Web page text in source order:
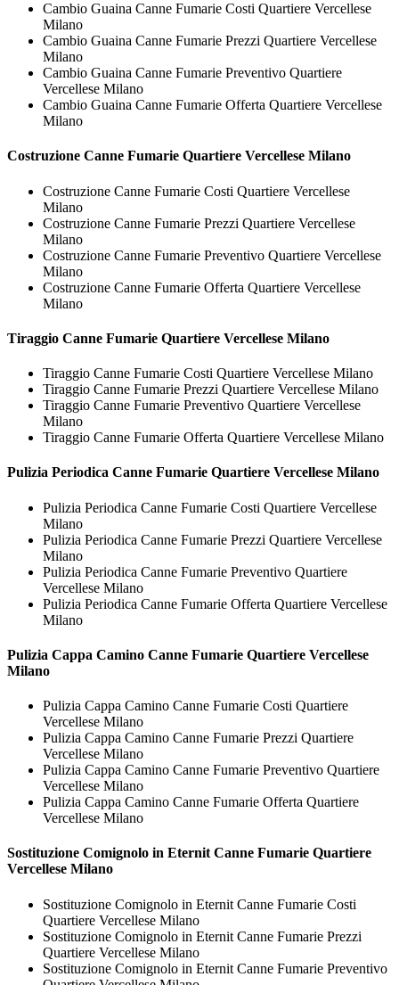
Cambio Guaina Canne Fumarie Costi Quartiere Vercellese
Milano
Cambio Guaina Canne Fumarie Prezzi Quartiere Vercellese
Milano
Cambio Guaina Canne Fumarie Preventivo Quartiere
Vercellese Milano
Cambio Guaina Canne Fumarie Offerta Quartiere Vercellese
Milano
Costruzione Canne Fumarie Quartiere Vercellese Milano
Costruzione Canne Fumarie Costi Quartiere Vercellese
Milano
Costruzione Canne Fumarie Prezzi Quartiere Vercellese
Milano
Costruzione Canne Fumarie Preventivo Quartiere Vercellese
Milano
Costruzione Canne Fumarie Offerta Quartiere Vercellese
Milano
Tiraggio Canne Fumarie Quartiere Vercellese Milano
Tiraggio Canne Fumarie Costi Quartiere Vercellese Milano
Tiraggio Canne Fumarie Prezzi Quartiere Vercellese Milano
Tiraggio Canne Fumarie Preventivo Quartiere Vercellese
Milano
Tiraggio Canne Fumarie Offerta Quartiere Vercellese Milano
Pulizia Periodica Canne Fumarie Quartiere Vercellese Milano
Pulizia Periodica Canne Fumarie Costi Quartiere Vercellese
Milano
Pulizia Periodica Canne Fumarie Prezzi Quartiere Vercellese
Milano
Pulizia Periodica Canne Fumarie Preventivo Quartiere
Vercellese Milano
Pulizia Periodica Canne Fumarie Offerta Quartiere Vercellese
Milano
Pulizia Cappa Camino Canne Fumarie Quartiere Vercellese
Milano
Pulizia Cappa Camino Canne Fumarie Costi Quartiere
Vercellese Milano
Pulizia Cappa Camino Canne Fumarie Prezzi Quartiere
Vercellese Milano
Pulizia Cappa Camino Canne Fumarie Preventivo Quartiere
Vercellese Milano
Pulizia Cappa Camino Canne Fumarie Offerta Quartiere
Vercellese Milano
Sostituzione Comignolo in Eternit Canne Fumarie Quartiere
Vercellese Milano
Sostituzione Comignolo in Eternit Canne Fumarie Costi
Quartiere Vercellese Milano
Sostituzione Comignolo in Eternit Canne Fumarie Prezzi
Quartiere Vercellese Milano
Sostituzione Comignolo in Eternit Canne Fumarie Preventivo